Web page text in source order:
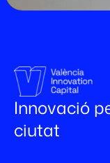
Innovació
ciutat